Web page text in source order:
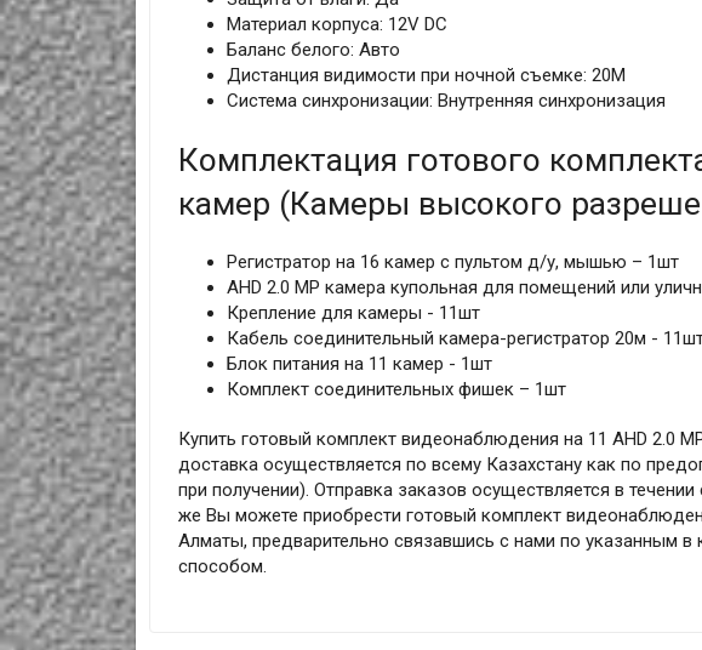
Материал корпуса: 12V DC
Баланс белого: Авто
Дистанция видимости при ночной съемке: 20M
Система синхронизации: Внутренняя синхронизация
Комплектация готового
камер (Камеры высокого
Регистратор на 16 камер с пультом д/у, мышью – 1шт
AHD 2.0 MP камера купольная для помещений или
Крепление для камеры - 11шт
Кабель соединительный камера-регистратор 20м -
Блок питания на 11 камер - 1шт
Комплект соединительных фишек – 1шт
Купить готовый комплект видеонаблюдения на 11 AHD 2.0
доставка осуществляется по всему Казахстану как по
при получении). Отправка заказов осуществляется в
же Вы можете приобрести готовый комплект
Алматы, предварительно связавшись с нами по указанным
способом.